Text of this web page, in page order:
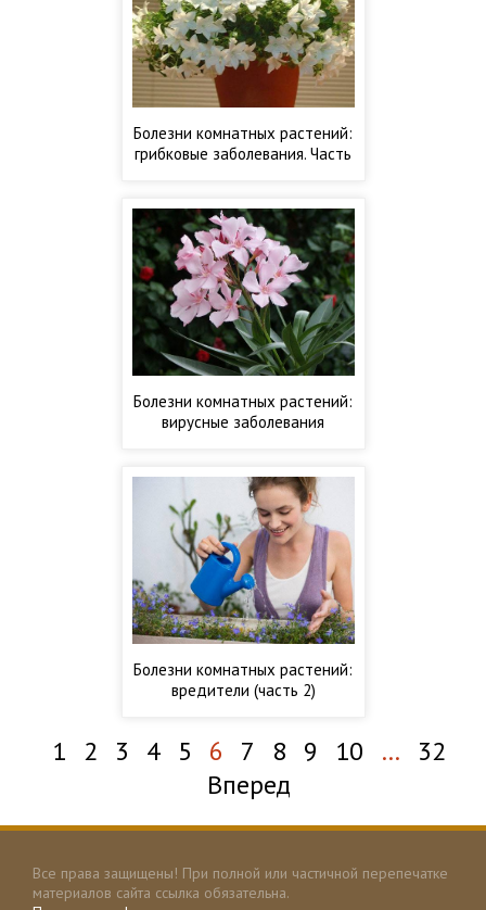
Болезни комнатных растений:
грибковые заболевания. Часть
Болезни комнатных растений:
вирусные заболевания
Болезни комнатных растений:
вредители (часть 2)
1 2 3 4 5 6 7 8 9 10 …
32
Вперед
Все права защищены! При полной или частичной перепечатке
материалов сайта ссылка обязательна.